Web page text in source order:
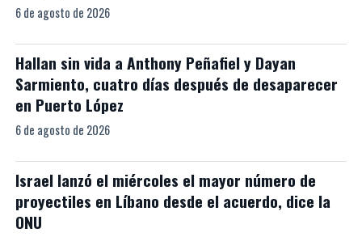
6 de agosto de 2026
Hallan sin vida a Anthony Peñafiel y Dayan
Sarmiento, cuatro días después de desaparecer
en Puerto López
6 de agosto de 2026
Israel lanzó el miércoles el mayor número de
proyectiles en Líbano desde el acuerdo, dice la
ONU